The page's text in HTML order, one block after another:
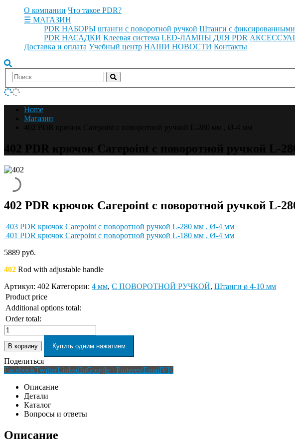
О компании Что такое PDR?
☰ МАГАЗИН
PDR НАБОРЫ штанги с поворотной ручкой Штанги с
PDR НАСАДКИ Клеевая система LED-ЛАМПЫ ДЛЯ PDR
Доставка и оплата Учебный центр НАШИ НОВОСТИ Контакты
Home
Магазин
402 PDR крючок Carepoint с поворотной ручкой L-
403 PDR крючок Carepoint с поворотной ручкой L-280 мм , Ø-4 мм
401 PDR крючок Carepoint с поворотной ручкой L-180 мм , Ø-4 мм
5889 руб.
402 Rod with adjustable handle
Артикул: 402 Категории: 4 мм, С ПОВОРОТНОЙ РУЧКОЙ, Штанги ø 4-10 мм
Product price
Additional options total:
Order total:
В корзину Купить одним нажатием
Поделиться
FacebookTwitterLinkedInGoogle +PinterestEmailVK
Описание
Детали
Каталог
Вопросы и ответы
Описание